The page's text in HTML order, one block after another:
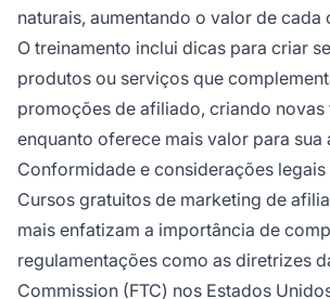
naturais, aumentando o valor de cada
O treinamento inclui dicas para criar
produtos ou serviços que
promoções de afiliado, criando novas
enquanto oferece mais valor para sua
Conformidade e considerações legais
Cursos gratuitos de marketing de
mais enfatizam a importância de
regulamentações como as diretrizes
Commission (FTC) nos Estados